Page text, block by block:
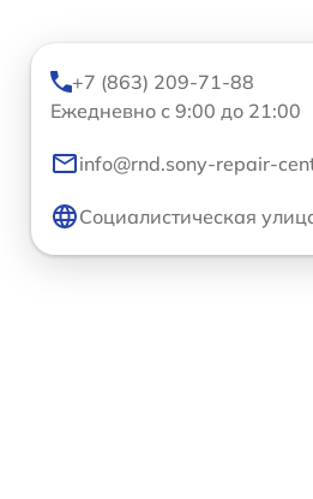
+7 (863) 209-71-88
Ежедневно с 9:00 до 21:00
info@rnd.sony-repair-
Социалистическая